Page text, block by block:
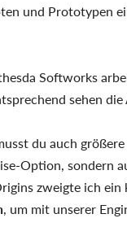
und Prototypen
Softworks
sehen
du auch
Option, sondern
zweigte ich ein
, um mit unserer